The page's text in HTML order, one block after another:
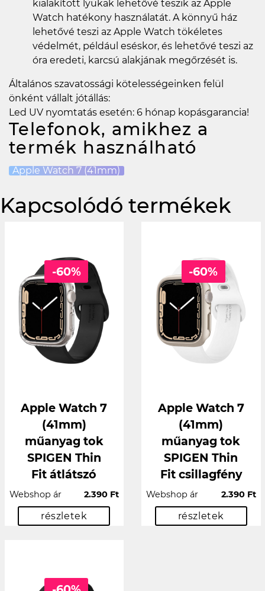
kialakított lyukak lehetővé teszik az Apple
Watch hatékony használatát. A könnyű ház
lehetővé teszi az Apple Watch tökéletes
védelmét, például eséskor, és lehetővé teszi az
óra eredeti, karcsú alakjának megőrzését is.
Általános szavatossági kötelességeinken felül
önként vállalt jótállás:
Led UV nyomtatás esetén: 6 hónap kopásgarancia!
Telefonok, amikhez a
termék használható
Apple Watch 7 (41mm)
Kapcsolódó termékek
-60%
Apple Watch 7
(41mm)
műanyag tok
SPIGEN Thin
Fit átlátszó
Webshop ár 2.390 Ft
részletek
-60%
Apple Watch 7
(41mm)
műanyag tok
SPIGEN Thin
Fit csillagfény
Webshop ár 2.390 Ft
részletek